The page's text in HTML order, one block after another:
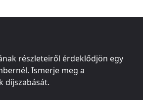
részleteiről érdeklődjön egy
Ismerje meg a
díjszabását.